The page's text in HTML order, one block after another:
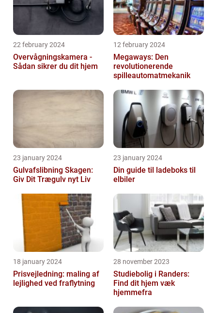
22 february 2024
Overvågningskamera -
Sådan sikrer du dit hjem
12 february 2024
Megaways: Den
revolutionerende
spilleautomatmekanik
23 january 2024
Gulvafslibning Skagen:
Giv Dit Trægulv nyt Liv
23 january 2024
Din guide til ladeboks til
elbiler
18 january 2024
Prisvejledning: maling af
lejlighed ved fraflytning
28 november 2023
Studiebolig i Randers:
Find dit hjem væk
hjemmefra